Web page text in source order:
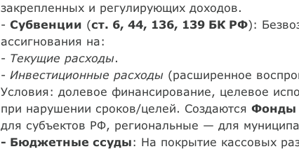
закрепленных и регулирующих доходов.
- Субвенции (ст. 6, 44, 136, 139 БК РФ):
ассигнования на:
- Текущие расходы.
- Инвестиционные расходы(расширенное
Условия: долевое финансирование, целевое
при нарушении сроков/целей. Создаются Фонды
для субъектов РФ, региональные — для
- Бюджетные ссуды: На покрытие кассовых